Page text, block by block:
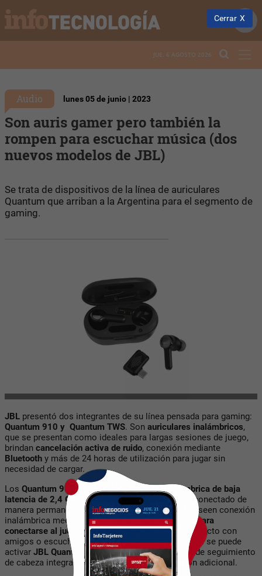
JUE. 6 AGOSTO 2026
Audio lunes 05 de junio | 2023
Son auris gamer pero también la
rompen para escuchar música (dos
nuevos modelos de JBL)
Se trata de dispositivos de la línea de auriculares
Quantum que arriban a la Argentina para el segmento de
gaming.
JBL presentó dos integrantes de su línea pensada para gaming:
Quantum 910 y Quantum TWS. Son auriculares inalámbricos,
que se presentan como ideales para largas sesiones de juego,
brindan cancelación activa de ruido, conexión mediante
Bluetooth y más de 24 horas de utilización para jugar sin
necesidad de cargar.
Los Quantum 910 cuentan con conexión inalámbrica de baja
latencia de 2,4 GHz
, lo que permite mantenerse conectado de
manera permanente en el juego y sin retrasos. Poseen conexión
inalámbrica mediante dos puntos:dongle USB-C para
conectarse al juego
, yBluetoothpara estar en contacto con
amigos o escuchar música. Además, con el dongle se puede
activar JBL QuantumSPATIAL 360, la tecnología de seguimiento
de cabeza integrada que proporciona la precisión adicional.
Cerrar